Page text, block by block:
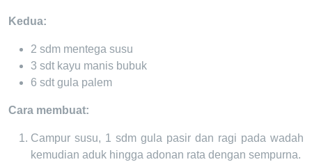
Kedua:
2 sdm mentega susu
3 sdt kayu manis bubuk
6 sdt gula palem
Cara membuat:
Campur susu, 1 sdm gula pasir dan ragi pada wadah
kemudian aduk hingga adonan rata dengan sempurna.